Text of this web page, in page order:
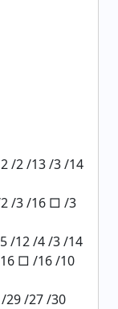
/2 /13 /3 /14
/3 /16 □ /3
/12 /4 /3 /14
□ /16 /10
/27 /30